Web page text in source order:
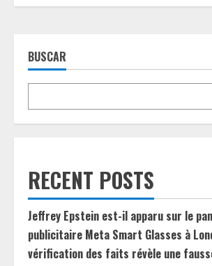
BUSCAR
RECENT POSTS
Jeffrey Epstein est-il apparu sur le
publicitaire Meta Smart Glasses à
vérification des faits révèle une